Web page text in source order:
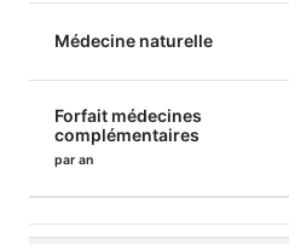
Médecine naturelle
Forfait médecines
complémentaires
par an